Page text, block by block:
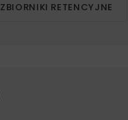
ZBIORNIKI RETENCYJNE